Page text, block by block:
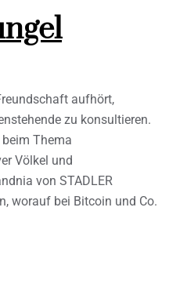
aufhört,
zu konsultieren.
Thema
Völkel und
von STADLER
worauf bei Bitcoin und Co.